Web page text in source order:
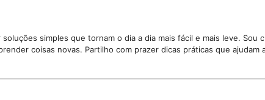
simples que tornam o dia a dia mais fácil e mais leve. Sou
coisas novas. Partilho com prazer dicas práticas que ajudam